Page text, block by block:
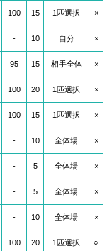
100 15 1匹選択 ×
- 10 自分 ×
95 15 相手全体 ×
100 20 1匹選択 ×
100 15 1匹選択 ×
- 10 全体場 ×
- 5 全体場 ×
- 5 全体場 ×
- 10 全体場 ×
100 20 1匹選択 ○